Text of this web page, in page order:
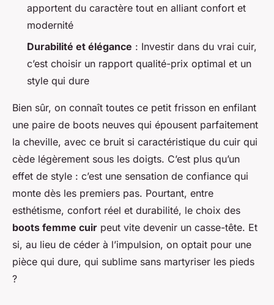
apportent du caractère tout en alliant confort et
modernité
Durabilité et élégance : Investir dans du vrai cuir,
c’est choisir un rapport qualité-prix optimal et un
style qui dure
Bien sûr, on connaît toutes ce petit frisson en enfilant
une paire de boots neuves qui épousent parfaitement
la cheville, avec ce bruit si caractéristique du cuir qui
cède légèrement sous les doigts. C’est plus qu’un
effet de style : c’est une sensation de confiance qui
monte dès les premiers pas. Pourtant, entre
esthétisme, confort réel et durabilité, le choix des
boots femme cuir peut vite devenir un casse-tête. Et
si, au lieu de céder à l’impulsion, on optait pour une
pièce qui dure, qui sublime sans martyriser les pieds
?